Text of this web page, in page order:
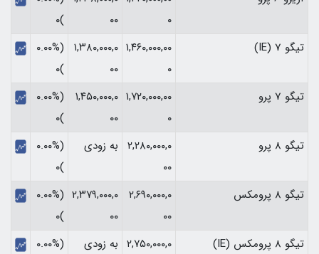
۰
۰۰
)۰
تیگو 7 (IE)
۱,۴۶۰,۰۰۰,۰۰
۰
۱,۳۸۰,۰۰۰,۰
۰۰
(۰.۰۰%
)۰
تیگو 7 پرو
۱,۷۲۰,۰۰۰,۰۰
۰
۱,۴۵۰,۰۰۰,۰
۰۰
(۰.۰۰%
)۰
تیگو 8 پرو
۲,۲۸۰,۰۰۰,۰
۰۰
به زودی
(۰.۰۰%
)۰
تیگو 8 پرومکس
۲,۶۹۰,۰۰۰,۰
۰۰
۲,۳۷۹,۰۰۰,۰
۰۰
(۰.۰۰%
)۰
تیگو 8 پرومکس (IE)
۲,۷۵۰,۰۰۰,۰ به زودی
(۰.۰۰%